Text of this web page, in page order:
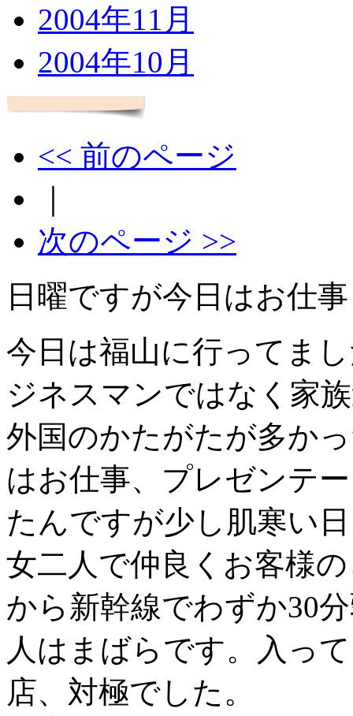
2004年11月
2004年10月
<< 前のページ
次のページ >>
日曜ですが今日はお仕事
今日は福山に行ってま
ジネスマンではなく家
外国のかたがたが多か
はお仕事、プレゼンテ
たんですが少し肌寒い
女二人で仲良くお客様
から新幹線でわずか30
人はまばらです。入っ
店、対極でした。